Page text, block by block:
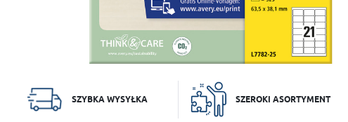
SZYBKA WYSYŁKA SZEROKI ASORTYMENT